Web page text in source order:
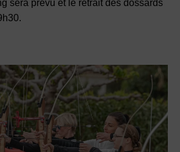
sera prévu et le retrait des dossards